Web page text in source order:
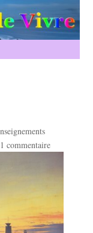
1 commentaire